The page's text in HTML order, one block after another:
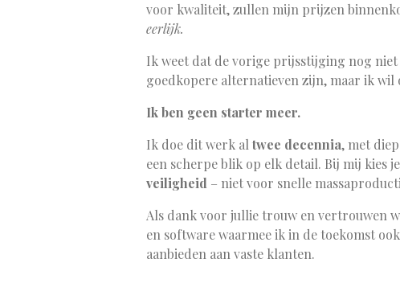
voor kwaliteit, zullen mijn prijzen
eerlijk.
Ik weet dat de vorige prijsstijging nog
goedkopere alternatieven zijn, maar ik
Ik ben geen starter meer.
Ik doe dit werk al twee decennia, met
een scherpe blik op elk detail. Bij mij kies
veiligheid – niet voor snelle
Als dank voor jullie trouw en vertrouwen
en software waarmee ik in de toekomst
aanbieden aan vaste klanten.